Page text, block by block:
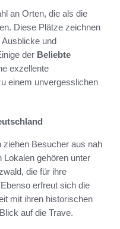
an Orten, die als die
Diese Plätze zeichnen
und
der Beliebte
exzellente
einem unvergesslichen
ziehen Besucher aus nah
Lokalen gehören unter
die für ihre
erfreut sich die
mit ihren historischen
auf die Trave.